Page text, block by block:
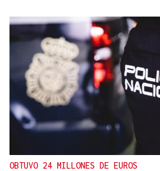
OBTUVO 24 MILLONES DE EUROS